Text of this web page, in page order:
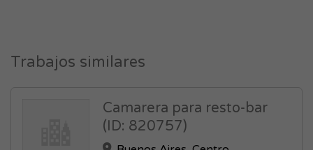
Trabajos similares
Camarera para resto-bar
(ID: 820757)